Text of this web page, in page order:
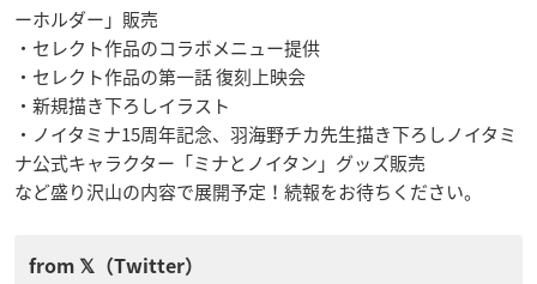
ーホルダー」販売
・セレクト作品のコラボメニュー提供
・セレクト作品の第一話 復刻上映会
・新規描き下ろしイラスト
・ノイタミナ15周年記念、羽海野チカ先生描き下ろしノイタミ
ナ公式キャラクター「ミナとノイタン」グッズ販売
など盛り沢山の内容で展開予定！続報をお待ちください。